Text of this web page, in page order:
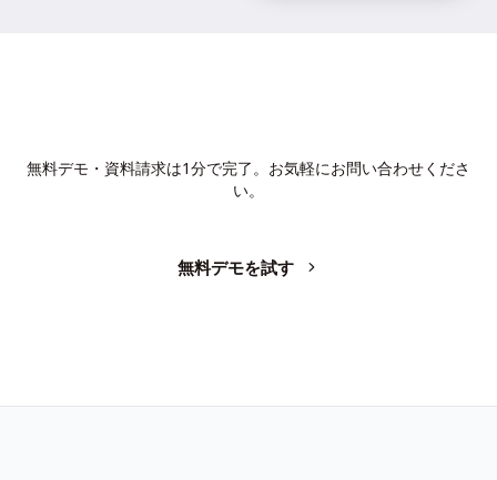
無料デモ・資料請求は1分で完了。お気軽にお問い合わせくださ
い。
無料デモを試す